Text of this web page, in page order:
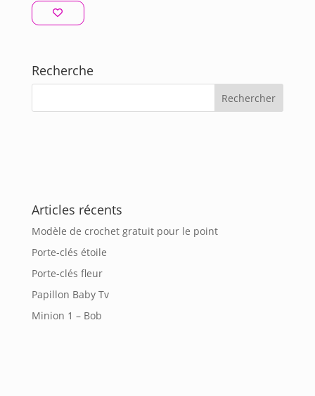
Recherche
Articles récents
Modèle de crochet gratuit pour le point
Porte-clés étoile
Porte-clés fleur
Papillon Baby Tv
Minion 1 – Bob